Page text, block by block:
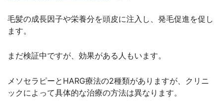
毛髪の成長因子や栄養分を頭皮に注入し、発毛促進を促し
ます。
まだ検証中ですが、効果がある人もいます。
メソセラピーとHARG療法の2種類がありますが、クリニ
ックによって具体的な治療の方法は異なります。